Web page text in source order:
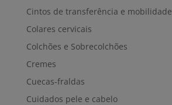
Cintos de transferência e mobilidade
Colares cervicais
Colchões e Sobrecolchões
Cremes
Cuecas-fraldas
Cuidados pele e cabelo